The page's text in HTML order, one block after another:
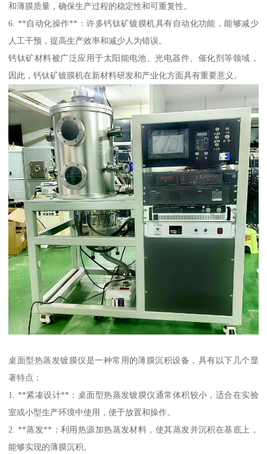
和薄膜质量，确保生产过程的稳定性和可重复性。
6. **自动化操作**：许多钙钛矿镀膜机具有自动化功能，能够减少
人工干预，提高生产效率和减少人为错误。
钙钛矿材料被广泛应用于太阳能电池、光电器件、催化剂等领域，
因此，钙钛矿镀膜机在新材料研发和产业化方面具有重要意义。
桌面型热蒸发镀膜仪是一种常用的薄膜沉积设备，具有以下几个显
著特点：
1. **紧凑设计**：桌面型热蒸发镀膜仪通常体积较小，适合在实验
室或小型生产环境中使用，便于放置和操作。
2. **蒸发**：利用热源加热蒸发材料，使其蒸发并沉积在基底上，
能够实现的薄膜沉积。